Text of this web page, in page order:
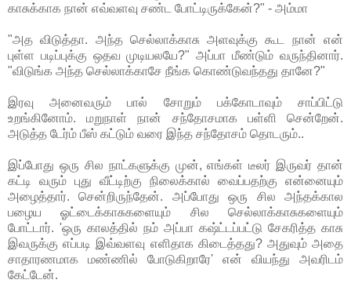
காசுக்காக நான் எவ்வளவு சண்ட போட்டிருக்கேன்?" - அம்மா
"அத விடுத்தா. அந்த செல்லாக்காசு அளவுக்கு கூட நான் என்
புள்ள படிப்புக்கு ஒதவ முடியலயே?" அப்பா மீண்டும் வருந்தினார்.
"விடுங்க அந்த செல்லாக்காசே நீங்க கொண்டுவந்தது தானே?"
இரவு அனைவரும் பால் சோறும் பக்கோடாவும் சாப்பிட்டு
உறங்கினோம். மறுநாள் நான் சந்தோசமாக பள்ளி சென்றேன்.
அடுத்த டேர்ம் பீஸ் கட்டும் வரை இந்த சந்தோசம் தொடரும்..
இப்போது ஒரு சில நாட்களுக்கு முன், எங்கள் டீலர் இருவர் தான்
கட்டி வரும் புது வீட்டிற்கு நிலைக்கால் வைப்பதற்கு என்னையும்
அழைத்தார். சென்றிருந்தேன். அப்போது ஒரு சில அந்தக்கால
பழைய ஓட்டைக்காசுகளையும் சில செல்லாக்காசுகளையும்
போட்டார். 'ஒரு காலத்தில் நம் அப்பா கஷ்ட்டப்பட்டு சேகரித்த காசு
இவருக்கு எப்படி இவ்வளவு எளிதாக கிடைத்தது? அதுவும் அதை
சாதாரணமாக மண்ணில் போடுகிறாரே' என் வியந்து அவரிடம்
கேட்டேன்.